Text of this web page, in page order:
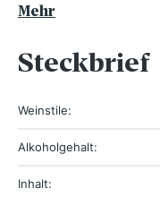
Mehr
Steckbrief
Weinstile:
Alkoholgehalt:
Inhalt: